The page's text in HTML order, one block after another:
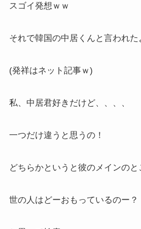
スゴイ発想ｗｗ
それで韓国の中居くんと言われ
(発祥はネット記事ｗ)
私、中居君好きだけど、、、、
一つだけ違うと思うの！
どちらかというと彼のメインの
世の人はどーおもっているのー？